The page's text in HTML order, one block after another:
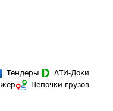
Тендеры
АТИ-Доки
Цепочки грузов